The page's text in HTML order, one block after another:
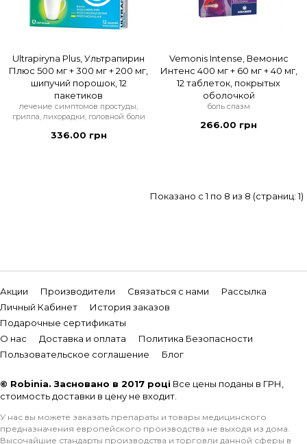
Ultrapiryna Plus, Ультрапирин
Плюс 500 мг + 300 мг + 200 мг,
шипучий порошок, 12
пакетиков
лечение симптомов простуды,
гриппа, лихорадки, головной боли
336.00 грн
Vemonis Intense, Вемонис
Интенс 400 мг + 60 мг + 40 мг,
12 таблеток, покрытых
оболочкой
боль спазм
266.00 грн
Показано с 1 по 8 из 8 (страниц: 1)
Акции Производители Связаться с нами
Рассылка
Личный Кабинет
История заказов
Подарочные сертификаты
О нас
Доставка и оплата
Политика Безопасности
Пользовательское соглашение
Блог
© Robinia. Засновано в 2017 році Все цены поданы в ГРН,
стоимость доставки в цену не входит.
У нас вы можете заказать препараты и товары медицинского
предназначения европейского производства не выходя из дома.
Высочайшие стандарты производства и торговли данной сферы в